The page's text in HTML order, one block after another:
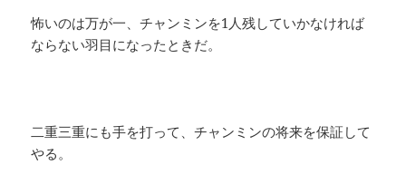
怖いのは万が一、チャンミンを1人残していかなければ
ならない羽目になったときだ。
二重三重にも手を打って、チャンミンの将来を保証して
やる。